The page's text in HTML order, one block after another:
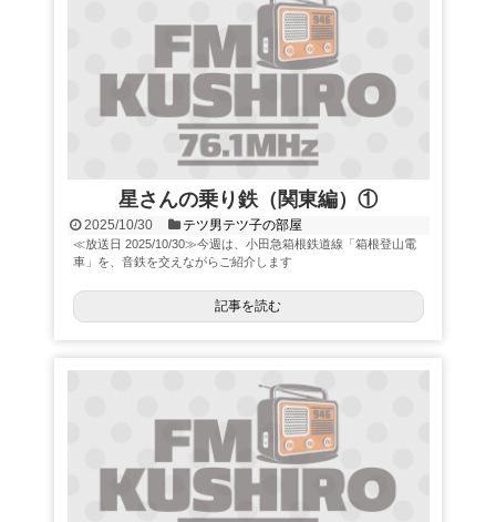
星さんの乗り鉄（関東編）①
2025/10/30 テツ男テツ子の部屋
≪放送日 2025/10/30≫今週は、小田急箱根鉄道線「箱根登山電
車」を、音鉄を交えながらご紹介します
記事を読む